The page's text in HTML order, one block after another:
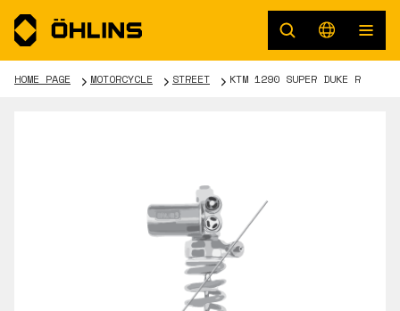
HOME PAGE MOTORCYCLE STREET KTM 1290 SUPER DUKE R